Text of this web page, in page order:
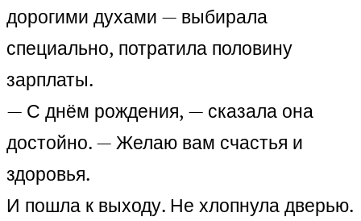
дорогими духами — выбирала
специально, потратила половину
зарплаты.
— С днём рождения, — сказала она
достойно. — Желаю вам счастья и
здоровья.
И пошла к выходу. Не хлопнула дверью.